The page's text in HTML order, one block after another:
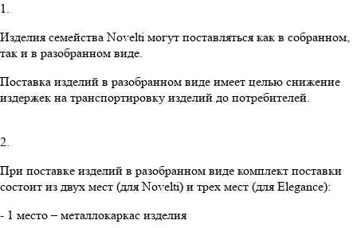
1.
Изделия семейства Novelti могут поставляться как в собранном,
так и в разобранном виде.
Поставка изделий в разобранном виде имеет целью снижение
издержек на транспортировку изделий до потребителей.
2.
При поставке изделий в разобранном виде комплект поставки
состоит из двух мест (для Novelti) и трех мест (для Elegance):
- 1 место – металлокаркас изделия